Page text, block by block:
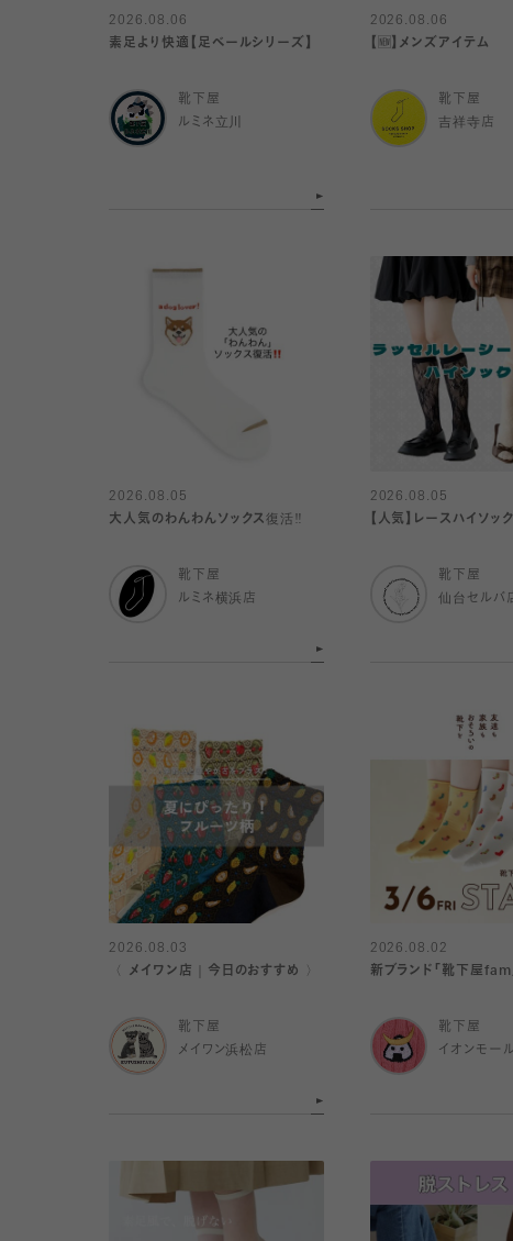
2026.08.06
素足より快適【足ベールシリーズ】
靴下屋
ルミネ立川
2026.08.06
【🆕】メンズアイテム
靴下屋
吉祥寺店
2026.08.05
大人気のわんわんソックス復活‼️
靴下屋
ルミネ横浜店
2026.08.05
【人気】レースハイソッ
靴下屋
仙台セルバ
2026.08.03
〈 メイワン店｜今日のおすすめ 〉
靴下屋
メイワン浜松店
2026.08.02
新ブランド「靴下屋fam
靴下屋
イオンモー